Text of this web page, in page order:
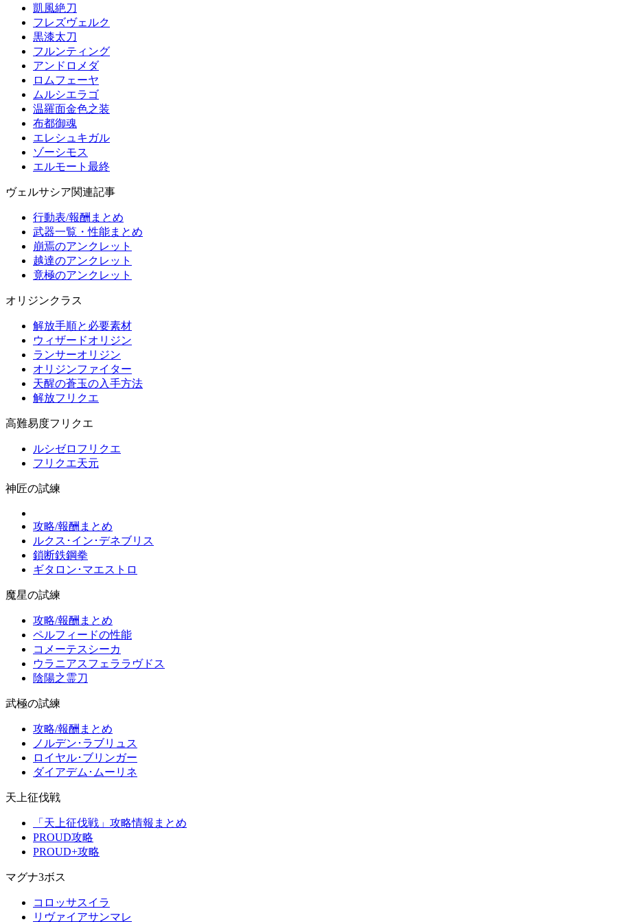
凱風絶刀
フレズヴェルク
黒漆太刀
フルンティング
アンドロメダ
ロムフェーヤ
ムルシエラゴ
温羅面金色之装
布都御魂
エレシュキガル
ゾーシモス
エルモート最終
ヴェルサシア関連記事
行動表/報酬まとめ
武器一覧・性能まとめ
崩焉のアンクレット
越達のアンクレット
竟極のアンクレット
オリジンクラス
解放手順と必要素材
ウィザードオリジン
ランサーオリジン
オリジンファイター
天醒の蒼玉の入手方法
解放フリクエ
高難易度フリクエ
ルシゼロフリクエ
フリクエ天元
神匠の試練
攻略/報酬まとめ
ルクス･イン･デネブリス
鎖断鉄鋼拳
ギタロン･マエストロ
魔星の試練
攻略/報酬まとめ
ペルフィードの性能
コメーテスシーカ
ウラニアスフェララヴドス
陰陽之霊刀
武極の試練
攻略/報酬まとめ
ノルデン･ラブリュス
ロイヤル･ブリンガー
ダイアデム･ムーリネ
天上征伐戦
「天上征伐戦」攻略情報まとめ
PROUD攻略
PROUD+攻略
マグナ3ボス
コロッサスイラ
リヴァイアサンマレ